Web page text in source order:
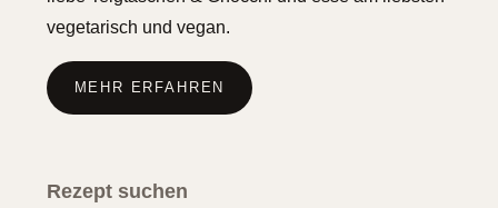
vegetarisch und vegan.
MEHR ERFAHREN
Rezept suchen